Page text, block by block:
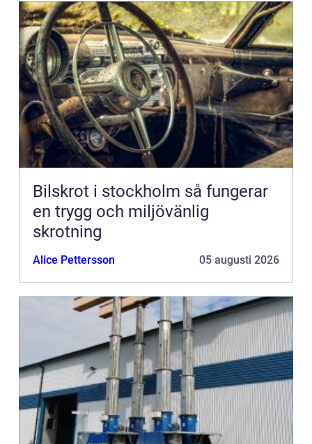
Bilskrot i stockholm så fungerar
en trygg och miljövänlig
skrotning
Alice Pettersson 05 augusti 2026